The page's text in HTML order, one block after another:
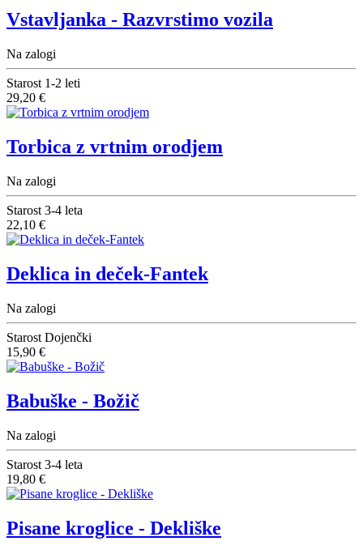
Vstavljanka - Razvrstimo vozila
Na zalogi
Starost 1-2 leti
29,20 €
Torbica z vrtnim orodjem
Na zalogi
Starost 3-4 leta
22,10 €
Deklica in deček-Fantek
Na zalogi
Starost Dojenčki
15,90 €
Babuške - Božič
Na zalogi
Starost 3-4 leta
19,80 €
Pisane kroglice - Dekliške